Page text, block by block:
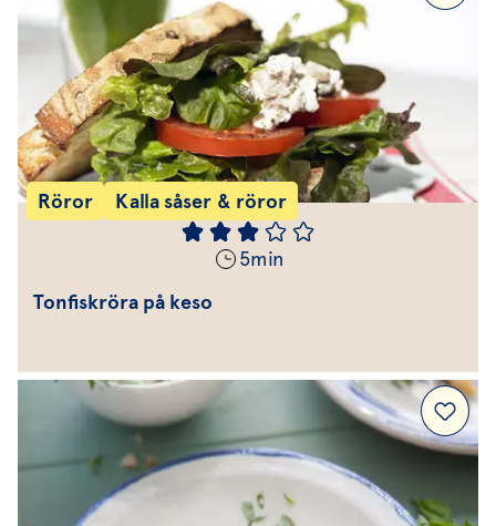
Röror Kalla såser & röror
5min
Tonfiskröra på keso